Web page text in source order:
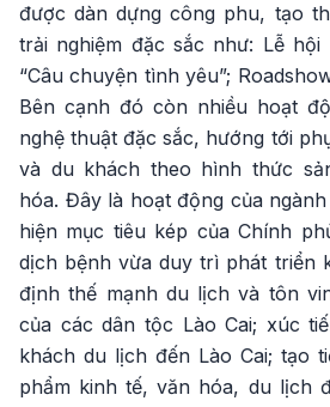
được dàn dựng công phu, tạo
trải nghiệm đặc sắc như: Lễ
“Câu chuyện tình yêu”;
Bên cạnh đó còn nhiều hoạt
nghệ thuật đặc sắc, hướng tới
và du khách theo hình thức
hóa. Đây là hoạt động của
hiện mục tiêu kép của Chính
dịch bệnh vừa duy trì phát triển
định thế mạnh du lịch và tôn
của các dân tộc Lào Cai; xúc
khách du lịch đến Lào Cai; tạo
phẩm kinh tế, văn hóa, du lịch